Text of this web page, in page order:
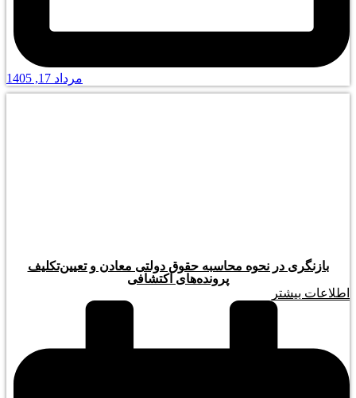
مرداد 17, 1405
بازنگری در نحوه محاسبه حقوق دولتی معادن و تعیین‌تکلیف
پرونده‌های اکتشافی
اطلاعات بیشتر